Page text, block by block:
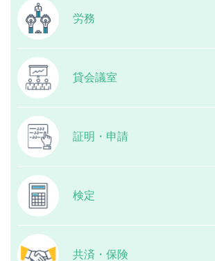
労務
貸会議室
証明・申請
検定
共済・保険